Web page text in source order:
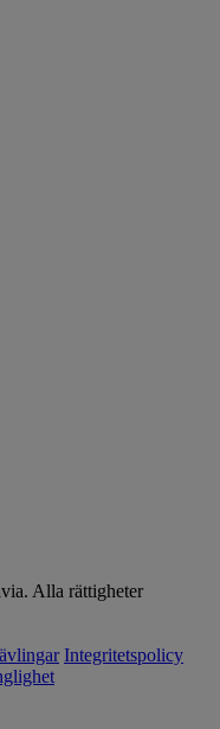
Alla rättigheter
Integritetspolicy